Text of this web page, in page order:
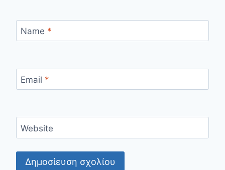
Name *
Email *
Website